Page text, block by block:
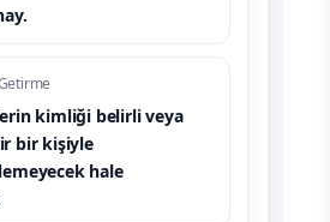
kimliği belirli veya
bir kişiyle
hale